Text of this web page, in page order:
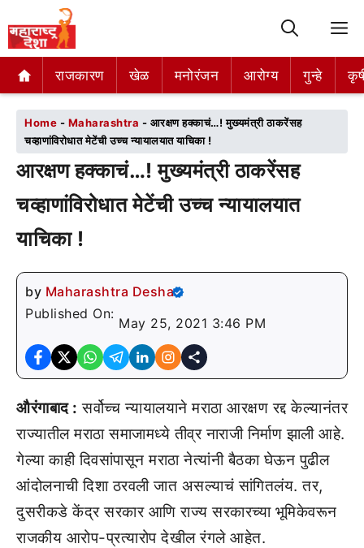
राजकारण खेळ मनोरंजन आरोग्य गुन्हे
राजकारण खेळ मनोरंजन आरोग्य गुन्हे
Home - Maharashtra - आरक्षण हक्काचं…! मुख्यमंत्री ठाकरेंसह
चव्हाणांविरोधात मेटेंची उच्च न्यायालयात याचिका !
आरक्षण हक्काचं…! मुख्यमंत्री ठाकरेंसह
चव्हाणांविरोधात मेटेंची उच्च न्यायालयात
याचिका !
by Maharashtra Desha
Published On:
May 25, 2021 3:46 PM
औरंगाबाद : सर्वोच्च न्यायालयाने मराठा आरक्षण रद्द केल्यानंतर
राज्यातील मराठा समाजामध्ये तीव्र नाराजी निर्माण झाली आहे.
गेल्या काही दिवसांपासून मराठा नेत्यांनी बैठका घेऊन पुढील
आंदोलनाची दिशा ठरवली जात असल्याचं सांगितलंय. तर,
दुसरीकडे केंद्र सरकार आणि राज्य सरकारच्या भूमिकेवरून
राजकीय आरोप-प्रत्यारोप देखील रंगले आहेत.